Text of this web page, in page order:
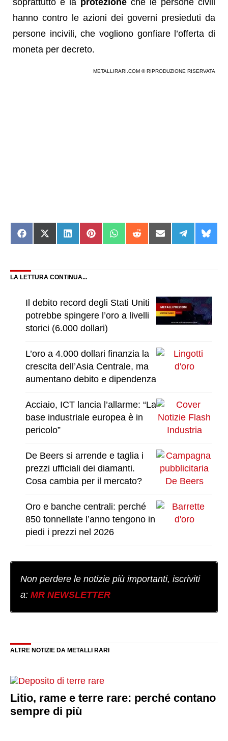
hanno contro le azioni dei governi presieduti da
persone incivili, che vogliono gonfiare l’offerta di
moneta per decreto.
METALLIRARI.COM © RIPRODUZIONE RISERVATA
Share
on
Share
on
Share
on
Share
on
Share
on
Share
on
Share
on
Share
on
on
LA LETTURA CONTINUA...
Il debito record degli Stati Uniti
potrebbe spingere l’oro a livelli
storici (6.000 dollari)
L’oro a 4.000 dollari finanzia la
crescita dell’Asia Centrale, ma
aumentano debito e dipendenza
Acciaio, ICT lancia l’allarme: “La
base industriale europea è in
pericolo”
De Beers si arrende e taglia i
prezzi ufficiali dei diamanti.
Cosa cambia per il mercato?
Oro e banche centrali: perché
850 tonnellate l’anno tengono in
piedi i prezzi nel 2026
Non perdere le notizie più importanti, iscriviti
a: MR NEWSLETTER
ALTRE NOTIZIE DA METALLI RARI
Litio, rame e terre rare: perché contano
sempre di più